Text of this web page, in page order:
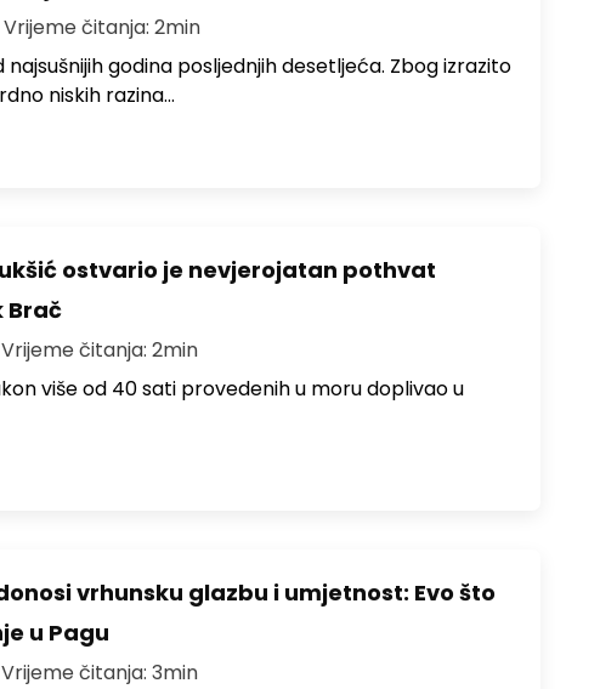
čitanja: 2min
najsušnijih godina posljednjih desetljeća. Zbog izrazito
niskih razina…
ostvario je nevjerojatan pothvat
Brač
čitanja: 2min
više od 40 sati provedenih u moru doplivao u
vrhunsku glazbu i umjetnost: Evo što
u Pagu
čitanja: 3min